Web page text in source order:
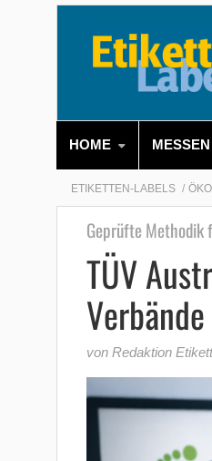
HOME MESSEN
ETIKETTEN-LABELS
Geprüfte Methodik
TÜV
Verbände
von Redaktion